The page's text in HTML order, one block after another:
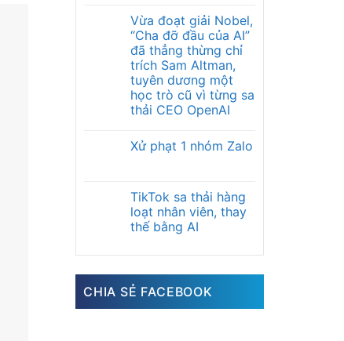
Vừa đoạt giải Nobel,
“Cha đỡ đầu của AI”
đã thẳng thừng chỉ
trích Sam Altman,
tuyên dương một
học trò cũ vì từng sa
thải CEO OpenAI
Xử phạt 1 nhóm Zalo
TikTok sa thải hàng
loạt nhân viên, thay
thế bằng AI
CHIA SẺ FACEBOOK